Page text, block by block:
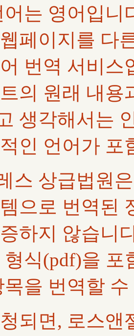
는 영어입니
페이지를 다
번역 서비스
의 원래 내용
생각해서는
인 언어가 포
스 상급법원
으로 번역된
하지 않습니
식(pdf)을
목을 번역할
되면, 로스